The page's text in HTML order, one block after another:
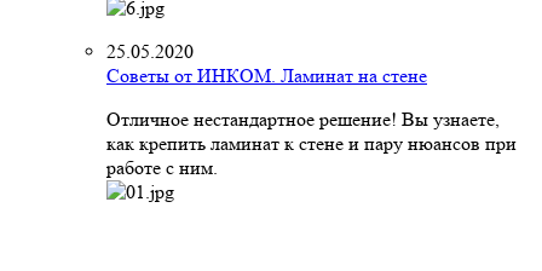
25.05.2020
Советы от ИНКОМ. Ламинат на стене
Отличное нестандартное решение! Вы узнаете,
как крепить ламинат к стене и пару нюансов при
работе с ним.